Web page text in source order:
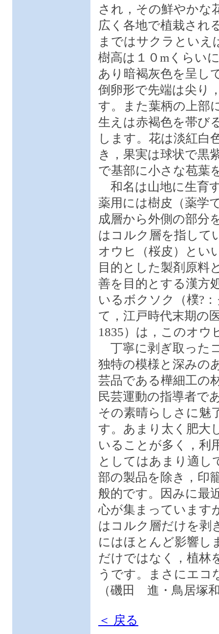
され，その鮮やかな
広く各地で植栽され
まではサクラといえ
樹高は１０mくらい
あり暗褐灰色を呈し
倒卵形で先端は尖り
す。また葉柄の上部
生えは赤褐色を帯び
します。花は淡紅白
き，果実は球状で黒
で基部に小さな苞葉
和名は山地に生育
薬用には樹皮（薬学
成層から外側の部分
はコルク層を指して
オウヒ（桜皮）とい
目的とした製剤原料
善を目的とする漢方
いるボクソク（樸?
て，江戸時代末期の
1835）は，このオ
丁寧に剥ぎ取った
独特の模様と深みの
芸品である樺細工の
民芸運動の指導者で
その素晴らしさに魅
す。あまり太く肥大
いることが多く，利
としてはあまり適し
部の製品を除き，印
般的です。因みに最
心が集まっています
はコルク層だけを剥
にはほとんど影響し
だけではなく，植林
うです。まさにエコ
（磯田 進・鳥居塚
＜ 戻る